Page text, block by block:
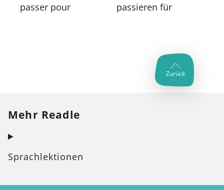
passer pour
passieren für
Zurück
Mehr Readle
Sprachlektionen